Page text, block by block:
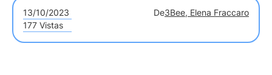
13/10/2023 De3Bee, Elena Fraccaro
177 Vistas